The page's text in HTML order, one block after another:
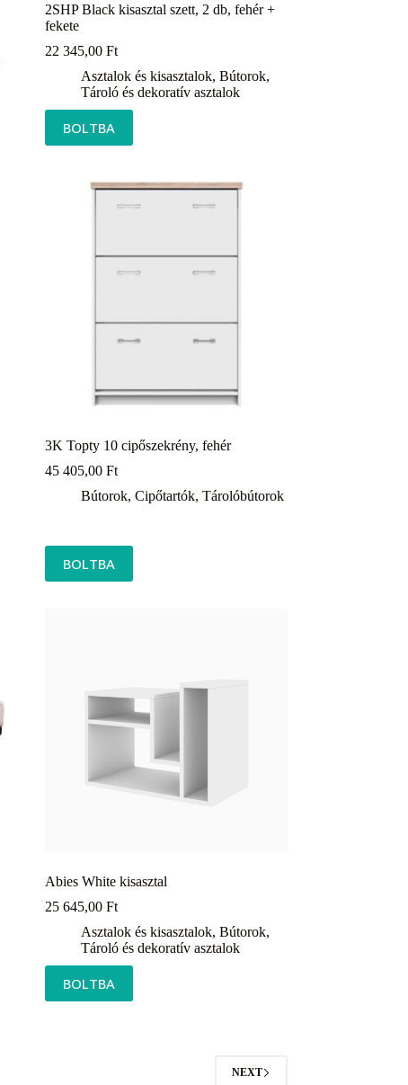
2SHP Black kisasztal szett, 2 db, fehér +
fekete
22 345,00 Ft
Asztalok és kisasztalok, Bútorok,
Tároló és dekoratív asztalok
BOLTBA
3K Topty 10 cipőszekrény, fehér
45 405,00 Ft
Bútorok, Cipőtartók, Tárolóbútorok
BOLTBA
Abies White kisasztal
25 645,00 Ft
Asztalok és kisasztalok, Bútorok,
Tároló és dekoratív asztalok
BOLTBA
NEXT